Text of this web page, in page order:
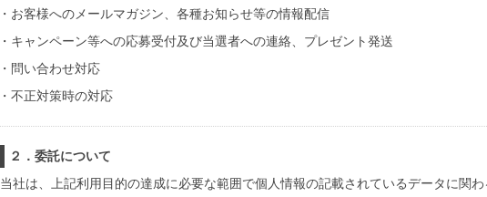
・お客様へのメールマガジン、各種お知らせ等の情報配信
・キャンペーン等への応募受付及び当選者への連絡、プレゼント発送
・問い合わせ対応
・不正対策時の対応
２．委託について
当社は、上記利用目的の達成に必要な範囲で個人情報の記載されているデータに関